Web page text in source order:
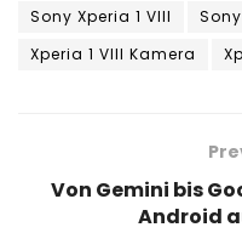
Sony Xperia 1 VIII
Xperia 1 VIII Kamera
Von Gemini bis
Android